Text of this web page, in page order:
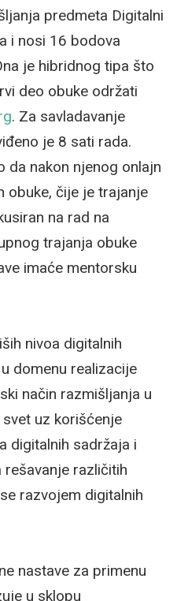
predmeta Digitalni
i nosi 16 bodova
je hibridnog tipa što
deo obuke održati
. Za savladavanje
je 8 sati rada.
da nakon njenog onlajn
obuke, čije je trajanje
na rad na
trajanja obuke
imaće mentorsku
nivoa digitalnih
domenu realizacije
način razmišljanja u
uz korišćenje
digitalnih sadržaja i
različitih
razvojem digitalnih
nastave za primenu
u sklopu